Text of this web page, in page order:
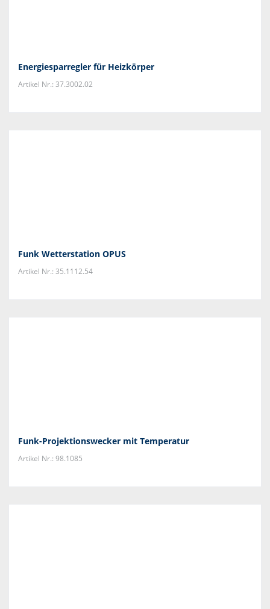
Energiesparregler für Heizkörper
Artikel Nr.: 37.3002.02
Funk Wetterstation OPUS
Artikel Nr.: 35.1112.54
Funk-Projektionswecker mit Temperatur
Artikel Nr.: 98.1085